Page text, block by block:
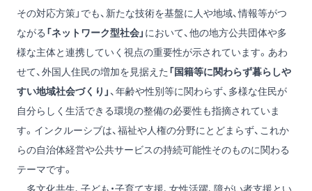
その対応方策」でも、新たな技術を基盤に人や地域、情報等がつ
ながる 「ネットワーク型社会」 において、他の地方公共団体や多
様な主体と連携していく視点の重要性が示されています。あわ
せて、外国人住民の増加を見据えた 「国籍等に関わらず暮らしや
すい地域社会づくり」 、年齢や性別等に関わらず、多様な住民が
自分らしく生活できる環境の整備の必要性も指摘されていま
す。インクルーシブは、福祉や人権の分野にとどまらず、これか
らの自治体経営や公共サービスの持続可能性そのものに関わる
テーマです。